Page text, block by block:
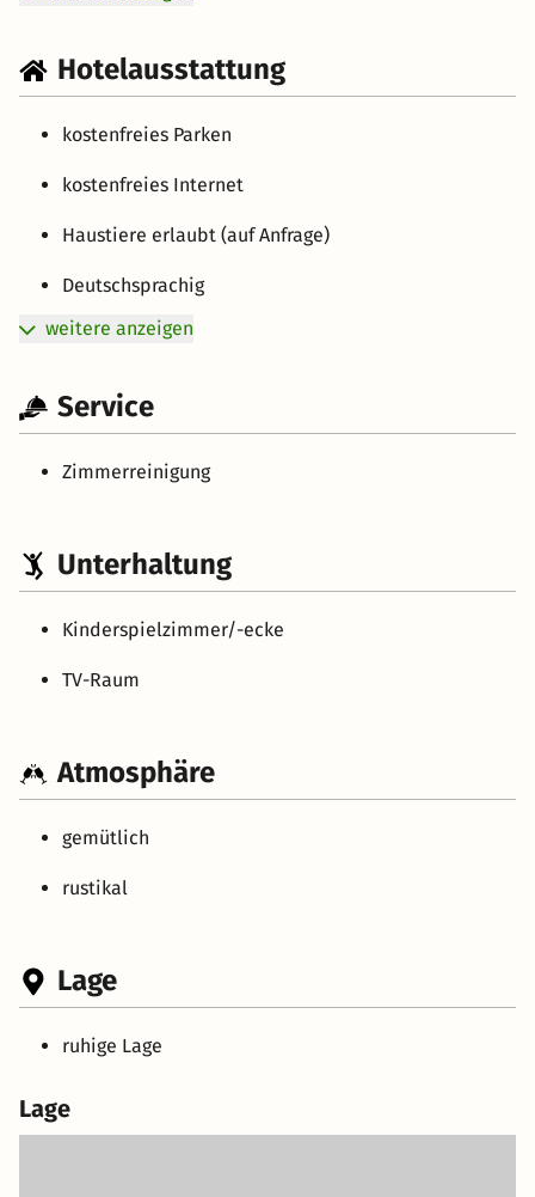
Hotelausstattung
kostenfreies Parken
kostenfreies Internet
Haustiere erlaubt (auf Anfrage)
Deutschsprachig
weitere anzeigen
Service
Zimmerreinigung
Unterhaltung
Kinderspielzimmer/-ecke
TV-Raum
Atmosphäre
gemütlich
rustikal
Lage
ruhige Lage
Lage